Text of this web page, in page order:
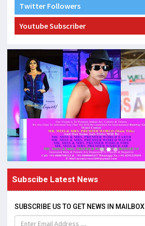
Twitter Followers
Youtube Subscriber
Subscibe Latest News
SUBSCRIBE US TO GET NEWS IN MAILBOX